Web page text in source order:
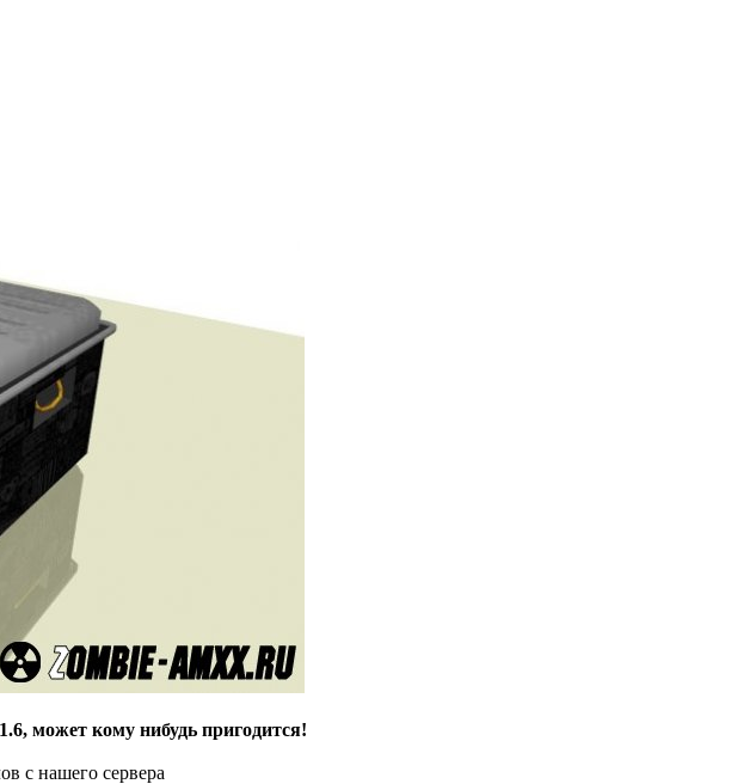
может кому нибудь пригодится!
с нашего сервера